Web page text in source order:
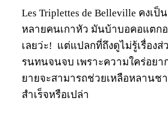
Les Triplettes de Belleville คงเ
หลายคนเกาหัว มันบ้าบอคอแตกอ
เลยว่ะ! แต่แปลกที่ถึงดูไม่รู้เรื่อง
รนทนจนจบ เพราะความใคร่อย
ยายจะสามารถช่วยเหลือหลานช
สำเร็จหรือเปล่า